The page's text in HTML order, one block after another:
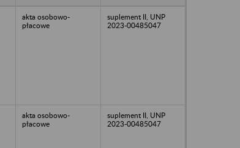
akta osobowo-
płacowe
suplement II, UNP
2023-00485047
akta osobowo-
płacowe
suplement II, UNP
2023-00485047